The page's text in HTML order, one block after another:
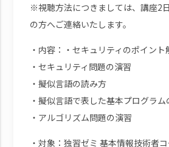
※視聴方法につきましては、講座2
の方へご連絡いたします。
・内容：・セキュリティのポイント
・セキュリティ問題の演習
・擬似言語の読み方
・擬似言語で表した基本プログラム
・アルゴリズム問題の演習
・対象：独習ゼミ 基本情報技術者